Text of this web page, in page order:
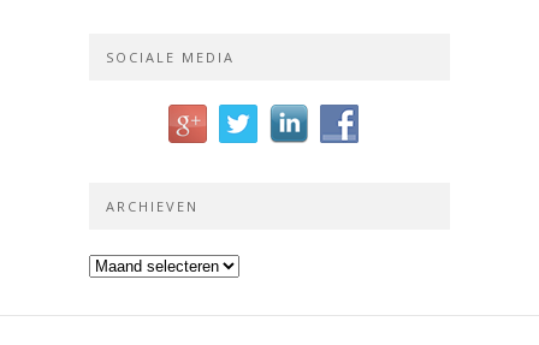
SOCIALE MEDIA
ARCHIEVEN
Archieven